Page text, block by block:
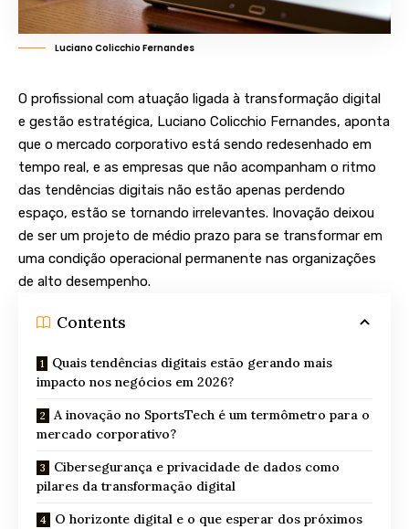
Luciano Colicchio Fernandes
O profissional com atuação ligada à transformação digital
e gestão estratégica, Luciano Colicchio Fernandes, aponta
que o mercado corporativo está sendo redesenhado em
tempo real, e as empresas que não acompanham o ritmo
das tendências digitais não estão apenas perdendo
espaço, estão se tornando irrelevantes. Inovação deixou
de ser um projeto de médio prazo para se transformar em
uma condição operacional permanente nas organizações
de alto desempenho.
Contents
Quais tendências digitais estão gerando mais
impacto nos negócios em 2026?
A inovação no SportsTech é um termômetro para o
mercado corporativo?
Cibersegurança e privacidade de dados como
pilares da transformação digital
O horizonte digital e o que esperar dos próximos